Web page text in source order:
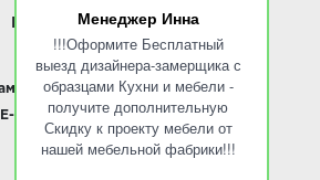
Менеджер Инна
!!!Оформите Бесплатный
выезд дизайнера-замерщика с
образцами Кухни и мебели -
получите дополнительную
Скидку к проекту мебели от
нашей мебельной фабрики!!!
ИНФОРМАЦИЯ
www.ROINST.ru
8 495 797-10-50 / Whatsapp
E-mail: info@roinst.ru
О КОМПАНИИ